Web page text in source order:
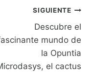
SIGUIENTE
Descubre el
mundo de
la Opuntia
el cactus